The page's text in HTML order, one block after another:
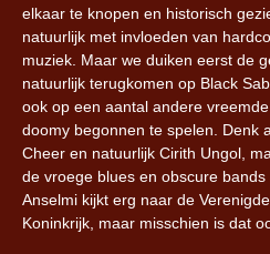
elkaar te knopen en historisch
natuurlijk met invloeden van
muziek. Maar we duiken eerst de
natuurlijk terugkomen op Black
ook op een aantal andere
doomy begonnen te spelen. Denk
Cheer en natuurlijk Cirith Ungol,
de vroege blues en obscure
Anselmi kijkt erg naar de
Koninkrijk, maar misschien is dat